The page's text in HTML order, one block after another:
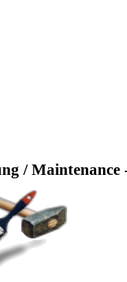
/ Maintenance